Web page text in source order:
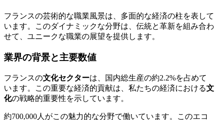
フランスの芸術的な職業風景は、多面的な経済の柱を表して
います。このダイナミックな分野は、伝統と革新を組み合わ
せて、ユニークな職業の展望を提供します。
業界の背景と主要数値
フランスの文化セクターは、国内総生産の約2.2%を占めて
います。この重要な経済的貢献は、私たちの経済における文
化の戦略的重要性を示しています。
約700,000人がこの魅力的な分野で働いています。このエコ